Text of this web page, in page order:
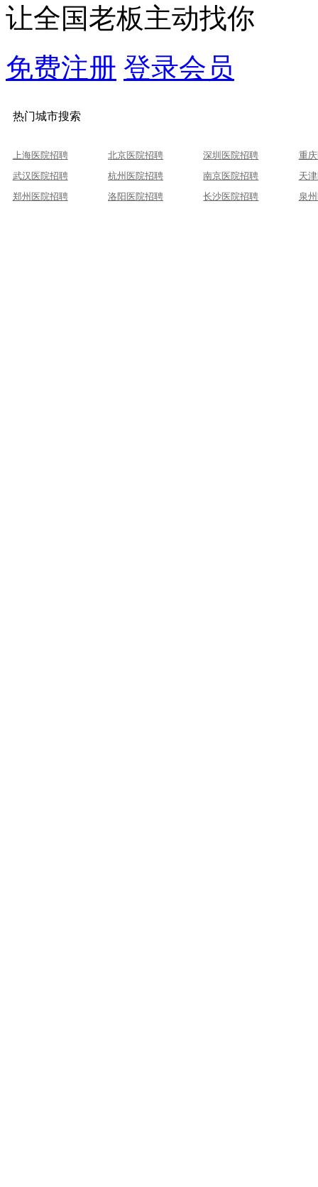
让全国老板主动找你
免费注册 登录会员
热门城市搜索
上海医院招聘 北京医院招聘 深圳医院招聘
重
武汉医院招聘
杭州医院招聘 南京医院招聘
天
郑州医院招聘
洛阳医院招聘 长沙医院招聘 泉